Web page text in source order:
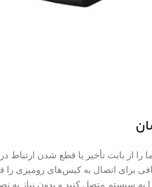
را از بابت تأخیر یا قطع شدن
برای اتصال به کیس‌های رومیزی را
به سیستم متصل کنید و بدون نیاز به